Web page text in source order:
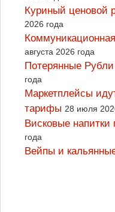
Куриный ценовой
2026 года
августа 2026 года
Потерянные
года
Маркетплейсы
тарифы 28 июля
Висковые
года
Вейпы и